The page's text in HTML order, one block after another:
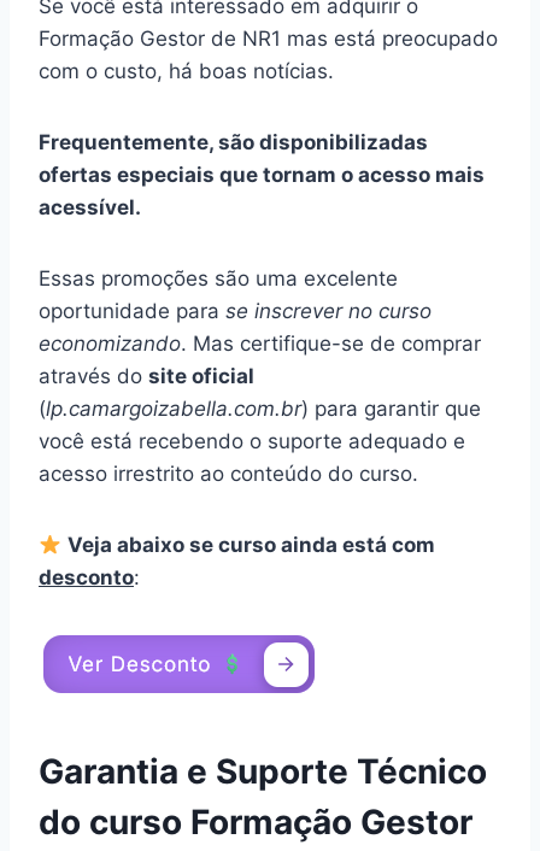
Se você está interessado em adquirir o
Formação Gestor de NR1 mas está preocupado
com o custo, há boas notícias.
Frequentemente, são disponibilizadas
ofertas especiais que tornam o acesso mais
acessível.
Essas promoções são uma excelente
oportunidade para se inscrever no curso
economizando. Mas certifique-se de comprar
através do site oficial
(lp.camargoizabella.com.br) para garantir que
você está recebendo o suporte adequado e
acesso irrestrito ao conteúdo do curso.
Veja abaixo se curso ainda está com
desconto:
Garantia e Suporte Técnico
do curso Formação Gestor